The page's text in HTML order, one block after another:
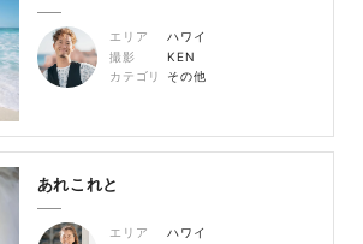
エリア
ハワイ
撮影
KEN
カテゴリ
その他
あれこれと
エリア
ハワイ